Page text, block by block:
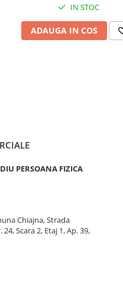
IN STOC
ADAUGA IN COS
PERSOANA FIZICA
Chiajna, Strada
24, Scara 2, Etaj 1, Ap. 39,